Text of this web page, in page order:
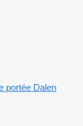
portée Dalen